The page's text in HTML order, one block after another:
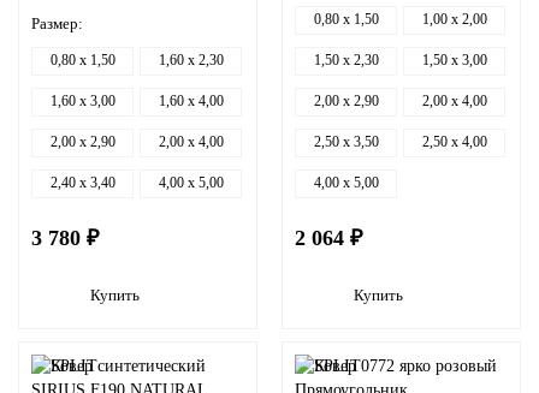
Размер:
0,80 x 1,50 1,60 x 2,30
1,60 x 3,00 1,60 x 4,00
2,00 x 2,90 2,00 x 4,00
2,40 x 3,40 4,00 x 5,00
3 780 ₽
Купить
0,80 x 1,50 1,00 x 2,00
1,50 x 2,30 1,50 x 3,00
2,00 x 2,90 2,00 x 4,00
2,50 x 3,50 2,50 x 4,00
4,00 x 5,00
2 064 ₽
Купить